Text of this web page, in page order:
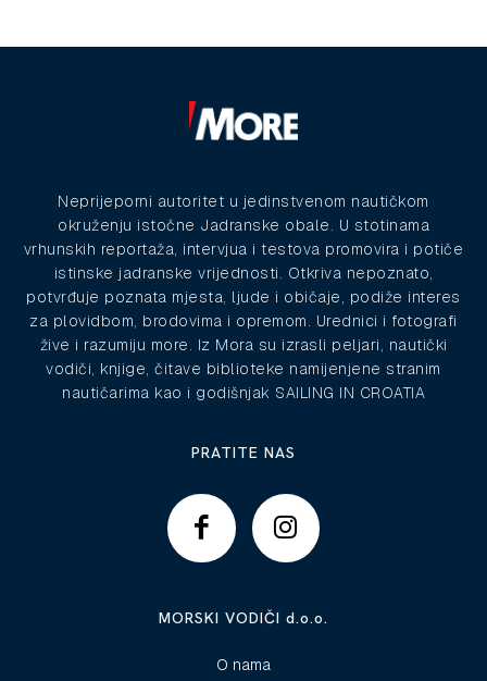
Neprijeporni autoritet u jedinstvenom nautičkom
okruženju istočne Jadranske obale. U stotinama
vrhunskih reportaža, intervjua i testova promovira i potiče
istinske jadranske vrijednosti. Otkriva nepoznato,
potvrđuje poznata mjesta, ljude i običaje, podiže interes
za plovidbom, brodovima i opremom. Urednici i fotografi
žive i razumiju more. Iz Mora su izrasli peljari, nautički
vodiči, knjige, čitave biblioteke namijenjene stranim
nautičarima kao i godišnjak SAILING IN CROATIA
PRATITE NAS
MORSKI VODIČI d.o.o.
O nama